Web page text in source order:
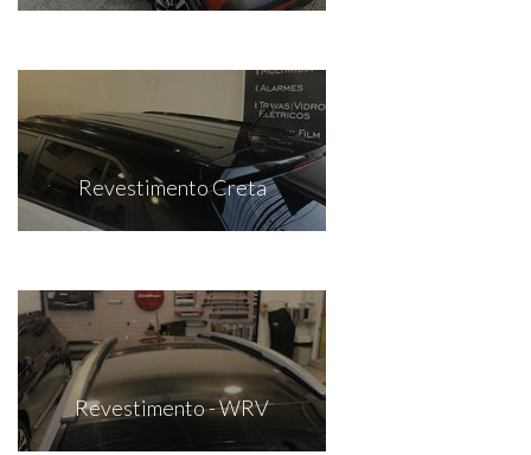
Revestimento Creta
Revestimento - WRV